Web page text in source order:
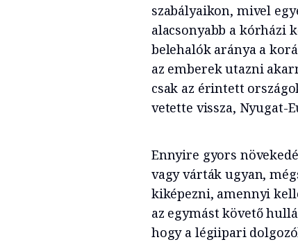
szabályaikon, mivel
alacsonyabb a kórházi
belehalók aránya a
az emberek utazni
csak az érintett
vetette vissza, Nyugat-
Ennyire gyors
vagy várták ugyan,
kiképezni, amennyi
az egymást követő
hogy a légiipari